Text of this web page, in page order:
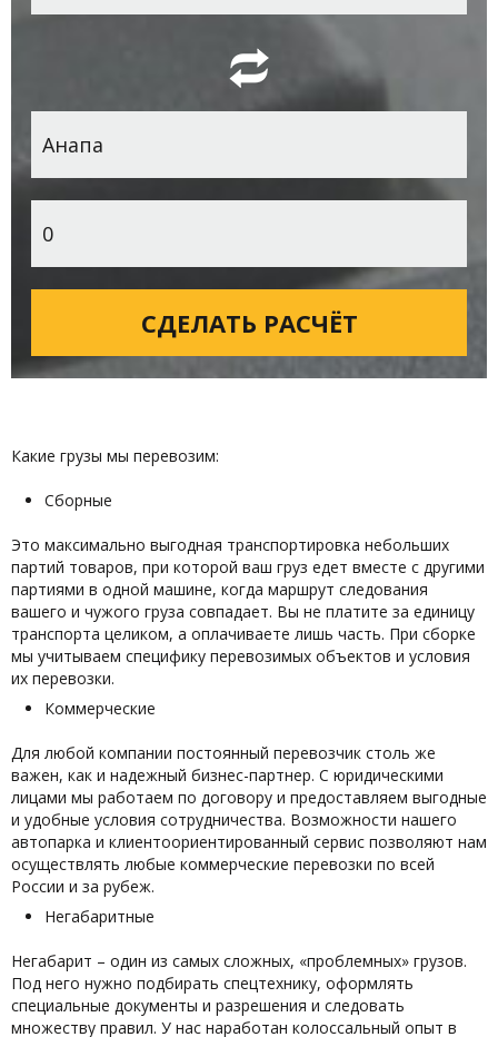
Какие грузы мы перевозим:
Сборные
Это максимально выгодная транспортировка небольших
партий товаров, при которой ваш груз едет вместе с другими
партиями в одной машине, когда маршрут следования
вашего и чужого груза совпадает. Вы не платите за единицу
транспорта целиком, а оплачиваете лишь часть. При сборке
мы учитываем специфику перевозимых объектов и условия
их перевозки.
Коммерческие
Для любой компании постоянный перевозчик столь же
важен, как и надежный бизнес-партнер. С юридическими
лицами мы работаем по договору и предоставляем выгодные
и удобные условия сотрудничества. Возможности нашего
автопарка и клиентоориентированный сервис позволяют нам
осуществлять любые коммерческие перевозки по всей
России и за рубеж.
Негабаритные
Негабарит – один из самых сложных, «проблемных» грузов.
Под него нужно подбирать спецтехнику, оформлять
специальные документы и разрешения и следовать
множеству правил. У нас наработан колоссальный опыт в